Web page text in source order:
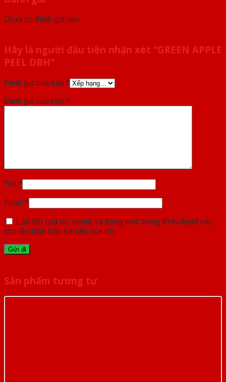
Chưa có đánh giá nào.
Hãy là người đầu tiên nhận xét “GREEN APPLE
PEEL DBH”
Đánh giá của bạn *
Đánh giá của bạn *
Tên *
Email *
Lưu tên của tôi, email, và trang web trong trình duyệt này
cho lần bình luận kế tiếp của tôi.
Sản phẩm tương tự